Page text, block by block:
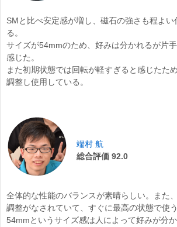
SMと比べ安定感が増し、磁石の強さも程よい
る。
サイズが54mmのため、好みは分かれるが片
感じた。
また初期状態では回転が軽すぎると感じたた
調整し使用している。
端村 航
総合評価 92.0
全体的な性能のバランスが素晴らしい。また
調整がなされていて、すぐに最高の状態で使
54mmというサイズ感は人によって好みが分